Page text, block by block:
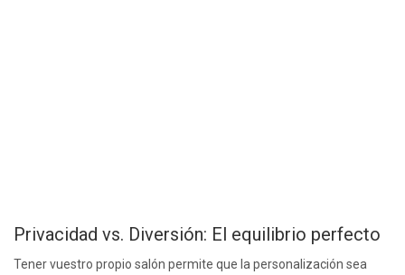
Privacidad vs. Diversión: El equilibrio perfecto
Tener vuestro propio salón permite que la personalización sea